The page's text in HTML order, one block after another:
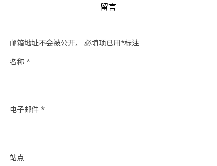
留言
邮箱地址不会被公开。 必填项已用*标注
名称 *
电子邮件 *
站点